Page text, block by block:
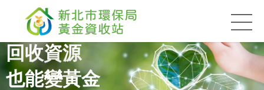
黃金資收站
回收資源
也能變黃金